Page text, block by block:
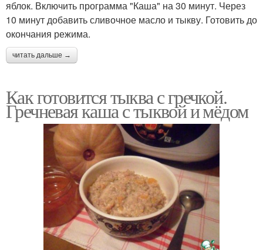
яблок. Включить программа "Каша" на 30 минут. Через
10 минут добавить сливочное масло и тыкву. Готовить до
окончания режима.
читать дальше →
Как готовится тыква с гречкой.
Гречневая каша с тыквой и мёдом